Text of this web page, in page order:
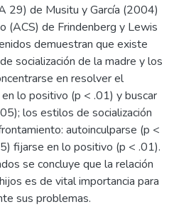
29) de Musitu y García (2004)
(ACS) de Frindenberg y Lewis
demuestran que existe
socialización de la madre y los
en resolver el
lo positivo (p < .01) y buscar
los estilos de socialización
autoinculparse (p <
fijarse en lo positivo (p < .01).
se concluye que la relación
es de vital importancia para
sus problemas.